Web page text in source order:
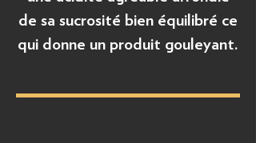
de sa sucrosité bien équilibré ce
qui donne un produit gouleyant.